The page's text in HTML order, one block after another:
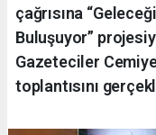
çağrısına
Buluşuyor”
Gazeteciler
toplantısını